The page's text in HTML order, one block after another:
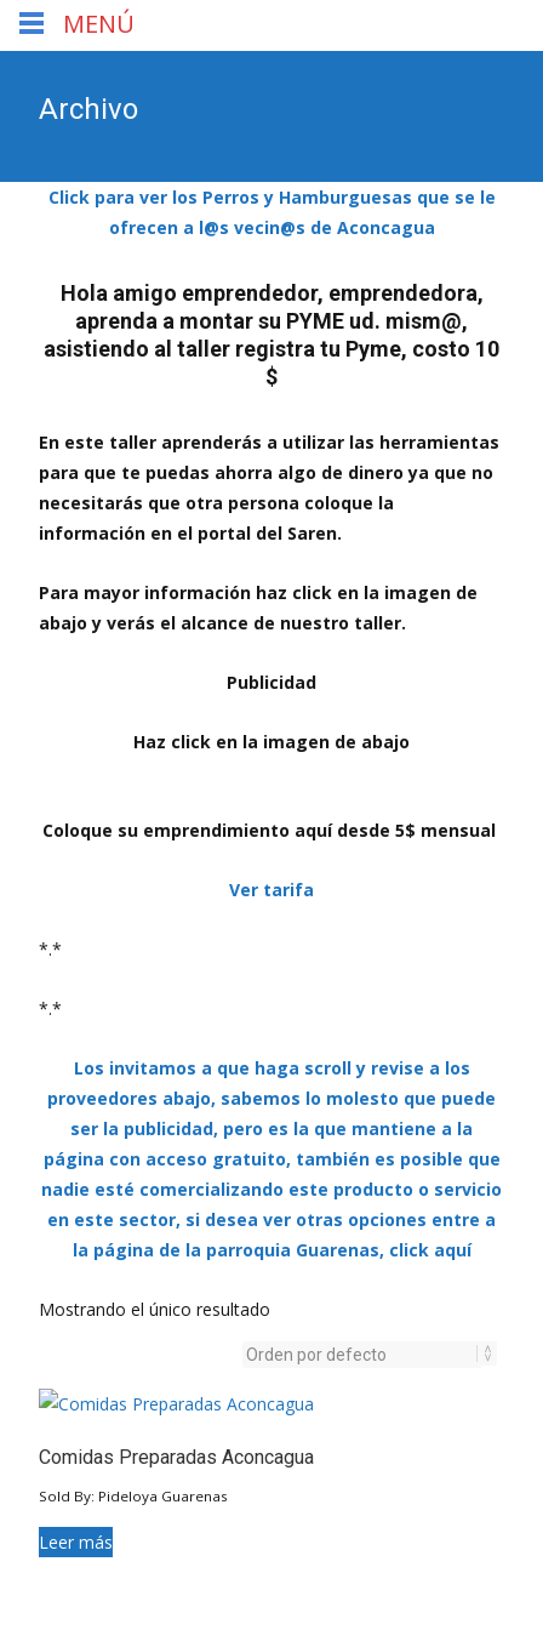
Archivo
Click para ver los Perros y Hamburguesas que se le
ofrecen a l@s vecin@s de Aconcagua
Hola amigo emprendedor, emprendedora,
aprenda a montar su PYME ud. mism@,
asistiendo al taller registra tu Pyme, costo 10
$
En este taller aprenderás a utilizar las herramientas
para que te puedas ahorra algo de dinero ya que no
necesitarás que otra persona coloque la
información en el portal del Saren.
Para mayor información haz click en la imagen de
abajo y verás el alcance de nuestro taller.
Publicidad
Haz click en la imagen de abajo
Coloque su emprendimiento aquí desde 5$ mensual
Ver tarifa
*.*
*.*
Los invitamos a que haga scroll y revise a los
proveedores abajo, sabemos lo molesto que puede
ser la publicidad, pero es la que mantiene a la
página con acceso gratuito, también es posible que
nadie esté comercializando este producto o servicio
en este sector, si desea ver otras opciones entre a
la página de la parroquia Guarenas, click aquí
Mostrando el único resultado
Comidas Preparadas Aconcagua
Sold By: Pideloya Guarenas
Leer más
MENÚ